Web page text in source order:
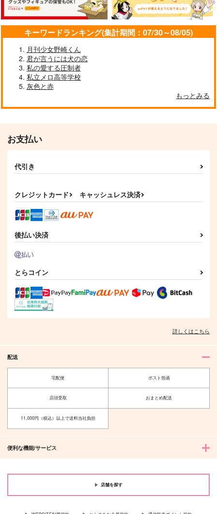
キーワードランキング(集計期間：07/30～08/05)
月刊少女野崎くん
君が言うには犬の恋
私の愛する圧制者
私立メロ高等学校
灰色と赤
もっとみる
お支払い
代引き
クレジットカード キャッシュレス決済
後払い決済
とらコイン
詳しくはこちら
配送
宅配便 ポスト投函
店頭受取 おまとめ配送
11,000円（税込）以上で送料当社負担
便利な機能/サービス
店舗を探す